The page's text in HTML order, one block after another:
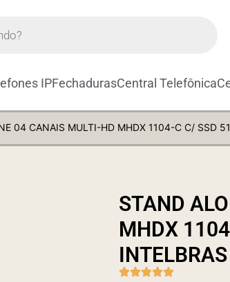
IPFechadurasCentral Telefônica
04 CANAIS MULTI-HD MHDX 1104-C C/ SSD
STAND
MHDX
INTELBRAS